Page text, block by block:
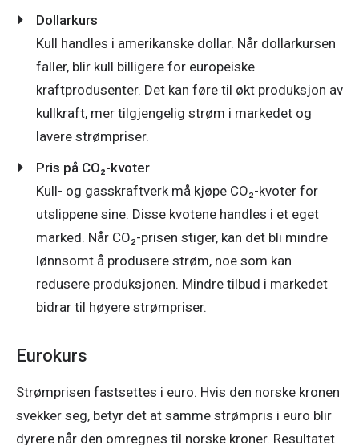
Dollarkurs
Kull handles i amerikanske dollar. Når dollarkursen
faller, blir kull billigere for europeiske
kraftprodusenter. Det kan føre til økt produksjon av
kullkraft, mer tilgjengelig strøm i markedet og
lavere strømpriser.
Pris på CO₂-kvoter
Kull- og gasskraftverk må kjøpe CO₂-kvoter for
utslippene sine. Disse kvotene handles i et eget
marked. Når CO₂-prisen stiger, kan det bli mindre
lønnsomt å produsere strøm, noe som kan
redusere produksjonen. Mindre tilbud i markedet
bidrar til høyere strømpriser.
Eurokurs
Strømprisen fastsettes i euro. Hvis den norske kronen
svekker seg, betyr det at samme strømpris i euro blir
dyrere når den omregnes til norske kroner. Resultatet